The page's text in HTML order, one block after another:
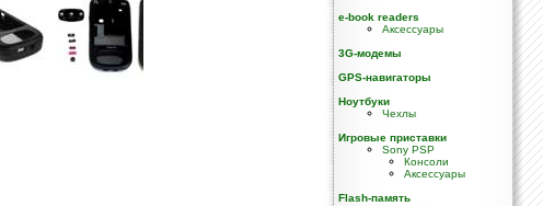
e-book readers
Аксессуары
3G-модемы
GPS-навигаторы
Ноутбуки
Чехлы
Игровые приставки
Sony PSP
Консоли
Аксессуары
Flash-память